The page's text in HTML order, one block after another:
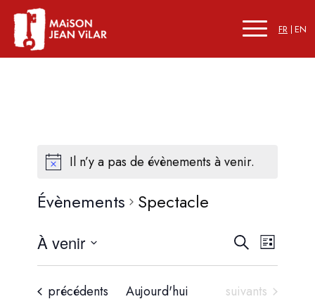
FR EN
Il n’y a pas de évènements à venir.
Évènements Spectacle
et
Recherche
Liste
À venir
Sélectionnez
Évènements
précédents Aujourd'hui Évènements
suivants